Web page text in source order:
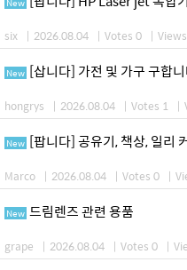
six | 2026.08.04 | Votes 0 |
New [삽니다] 가전 및 가구 구합
hongrys | 2026.08.04 | Votes 1 |
New [팝니다] 공유기, 책상, 일리
Marco | 2026.08.04 | Votes 0 |
New 드림렌즈 관련 용품
grape | 2026.08.04 | Votes 0 |